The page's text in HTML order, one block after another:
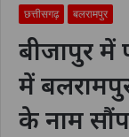
छत्तीसगढ़ बलरामपुर
बीजापुर में
में
के नाम